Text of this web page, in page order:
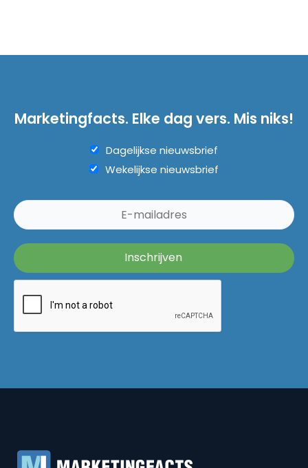
Marketingfacts. Elke dag vers. Mis niks!
Dagelijkse nieuwsbrief
Wekelijkse nieuwsbrief